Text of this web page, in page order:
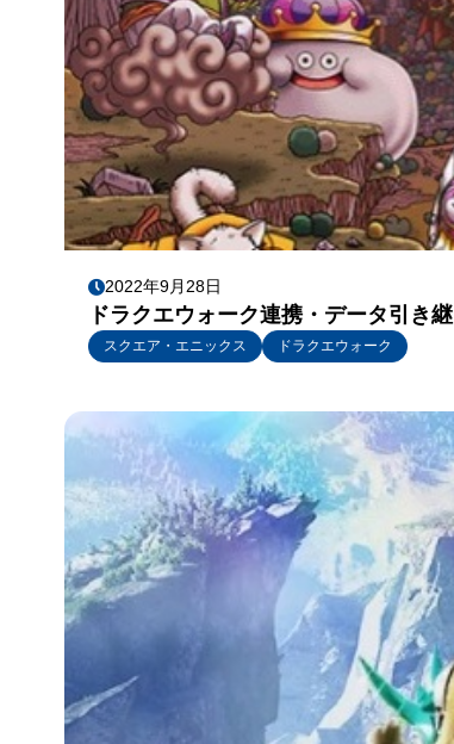
2022年9月28日
ドラクエウォーク連携・データ引き
スクエア・エニックス
ドラクエウォーク